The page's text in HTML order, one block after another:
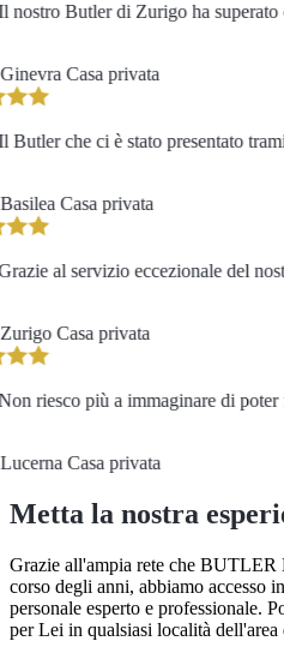
Butler di Zurigo ha superato
Casa privata
che ci è stato presentato
Casa privata
al servizio eccezionale del
Casa privata
riesco più a immaginare di poter
Casa privata
Metta la nostra
Grazie all'ampia rete che
corso degli anni, abbiamo accesso
personale esperto e professionale.
per Lei in qualsiasi località dell'area